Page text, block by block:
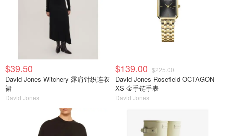
$39.50
David Jones Witchery 露肩针织连衣
裙
David Jones
$139.00 $225.00
David Jones Rosefield OCTAGON
XS 金手链手表
David Jones